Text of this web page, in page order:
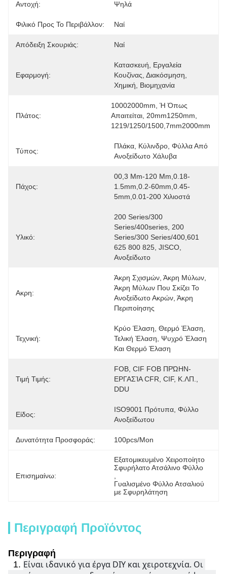
Αντοχή: Ψηλά
Φιλικό Προς Το Περιβάλλον: Ναί
Απόδειξη Σκουριάς: Ναί
Εφαρμογή:
Κατασκευή, Εργαλεία
Κουζίνας, Διακόσμηση,
Χημική, Βιομηχανία
Πλάτος:
10002000mm, Ή Όπως
Απαιτείται, 20mm1250mm,
1219/1250/1500,7mm2000mm
Τύπος:
Πλάκα, Κύλινδρο, Φύλλα Από
Ανοξείδωτο Χάλυβα
Πάχος:
00,3 Mm-120 Mm,0.18-
1.5mm,0.2-60mm,0.45-
5mm,0.01-200 Χιλιοστά
Υλικό:
200 Series/300
Series/400series, 200
Series/300 Series/400,601
625 800 825, JISCO,
Ανοξείδωτο
Ακρη:
Άκρη Σχισμών, Άκρη Μύλων,
Άκρη Μύλων Που Σκίζει Το
Ανοξείδωτο Ακρών, Άκρη
Περιποίησης
Τεχνική:
Κρύο Έλαση, Θερμό Έλαση,
Τελική Έλαση, Ψυχρό Έλαση
Και Θερμό Έλαση
Τιμή Τιμής:
FOB, CIF FOB ΠΡΏΗΝ-
ΕΡΓΑΣΊΑ CFR, CIF, Κ.ΛΠ.,
DDU
Είδος:
ISO9001 Πρότυπα, Φύλλο
Ανοξείδωτου
Δυνατότητα Προσφοράς: 100pcs/mon
Επισημαίνω:
Εξατομικευμένο Χειροποίητο
Σφυρήλατο Ατσάλινο Φύλλο
Γυαλισμένο Φύλλο Ατσαλιού
με Σφυρηλάτηση
Περιγραφή Προϊόντος
Περιγραφή
1. Είναι ιδανικό για έργα DIY και χειροτεχνία. Οι